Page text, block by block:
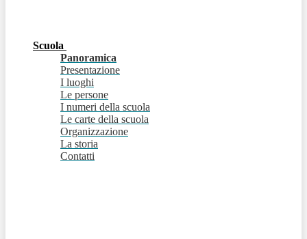
Scuola
Panoramica
Presentazione
I luoghi
Le persone
I numeri della scuola
Le carte della scuola
Organizzazione
La storia
Contatti